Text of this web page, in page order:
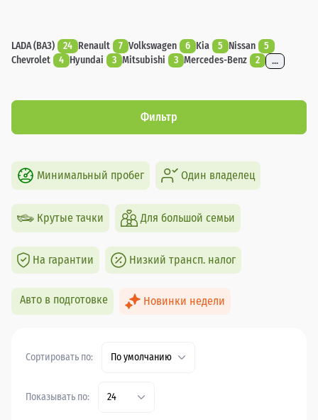
LADA (ВАЗ) 24 Renault 7 Volkswagen 6 Kia 5 Nissan
5
Chevrolet
4 Hyundai 3 Mitsubishi 3 Mercedes-Benz 2 ...
Фильтр
Минимальный пробег Один владелец
Крутые тачки Для большой семьи
На гарантии Низкий трансп. налог
Авто в подготовке Новинки недели
Сортировать по: По умолчанию
Показывать по: 24